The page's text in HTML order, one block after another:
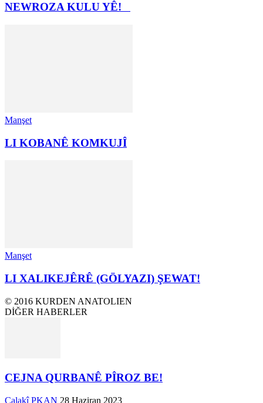
NEWROZA KULU YÊ!
Manşet
LI KOBANÊ KOMKUJÎ
Manşet
LI XALIKEJÊRÊ (GÖLYAZI) ŞEWAT!
© 2016 KURDEN ANATOLIEN
DİĞER HABERLER
CEJNA QURBANÊ PÎROZ BE!
Çalakî PKAN 28 Haziran 2023